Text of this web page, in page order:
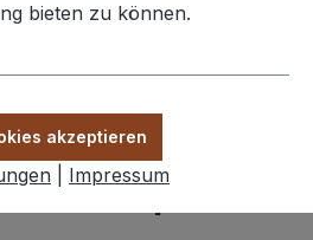
bieten zu können.
akzeptieren
Impressum